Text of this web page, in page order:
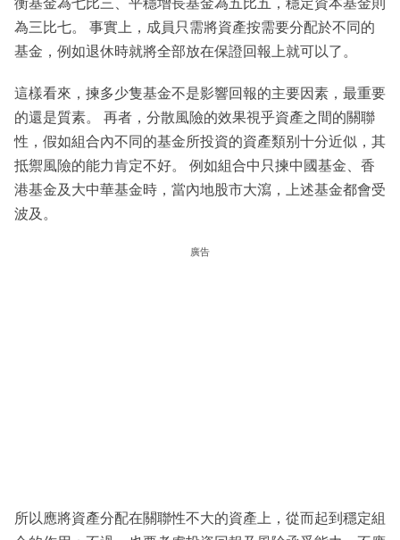
為三比七。 事實上，成員只需將資產按需要分配於不同的
基金，例如退休時就將全部放在保證回報上就可以了。
這樣看來，揀多少隻基金不是影響回報的主要因素，最重要
的還是質素。 再者，分散風險的效果視乎資產之間的關聯
性，假如組合內不同的基金所投資的資產類别十分近似，其
抵禦風險的能力肯定不好。 例如組合中只揀中國基金、香
港基金及大中華基金時，當內地股市大瀉，上述基金都會受
波及。
廣告
所以應將資產分配在關聯性不大的資產上，從而起到穩定組